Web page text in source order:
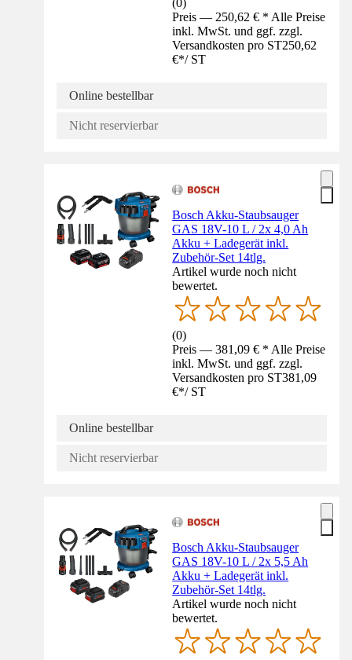
(0)
Preis — 250,62 € * Alle Preise
inkl. MwSt. und ggf. zzgl.
Versandkosten pro ST250,62
€*/ ST
Online bestellbar
Nicht reservierbar
Bosch Akku-Staubsauger
GAS 18V-10 L / 2x 4,0 Ah
Akku + Ladegerät inkl.
Zubehör-Set 14tlg.
Artikel wurde noch nicht
bewertet.
(0)
Preis — 381,09 € * Alle Preise
inkl. MwSt. und ggf. zzgl.
Versandkosten pro ST381,09
€*/ ST
Online bestellbar
Nicht reservierbar
Bosch Akku-Staubsauger
GAS 18V-10 L / 2x 5,5 Ah
Akku + Ladegerät inkl.
Zubehör-Set 14tlg.
Artikel wurde noch nicht
bewertet.